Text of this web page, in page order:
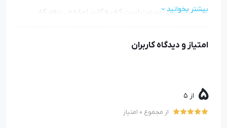
یک پدال کنترل سرعت است که به کاربر اجازه می‌دهد که
نیمه کامپیوتری در فروشگاه اینترنتی امین نژاد موجود می
ویژگی چرخ خیاطی مادگی جک مدل JK-T782E
بیشتر بخوانید
امتیاز و دیدگاه کاربران
5 از 5
از مجموع 0 امتیاز